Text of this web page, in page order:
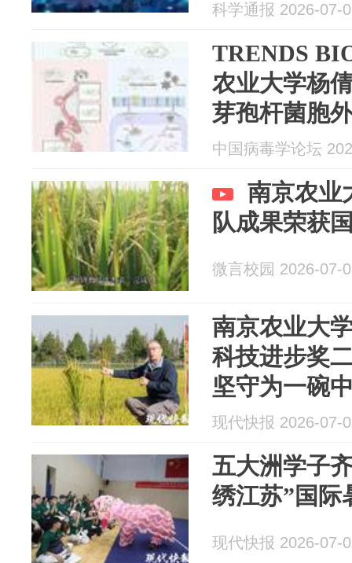
科学通报 2026-07-
TRENDS
农业大学杨
芽孢杆菌胞
破解 RNAi
中国病毒学论坛
南京农业
队成果荣获
微言校园 2026-07-
南京农业大
科技进步奖
坚守为一碗
现代快报 2026-07-
五大洲学子
绣江苏”国际
现代快报 2026-07-